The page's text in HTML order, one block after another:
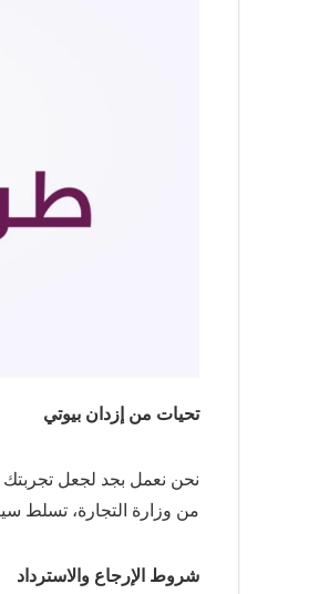
تحيات من إزدان بيوتي
نحن نعمل بجد لجعل تجربتك
من وزارة التجارة، تسلط
شروط الإرجاع والاسترداد